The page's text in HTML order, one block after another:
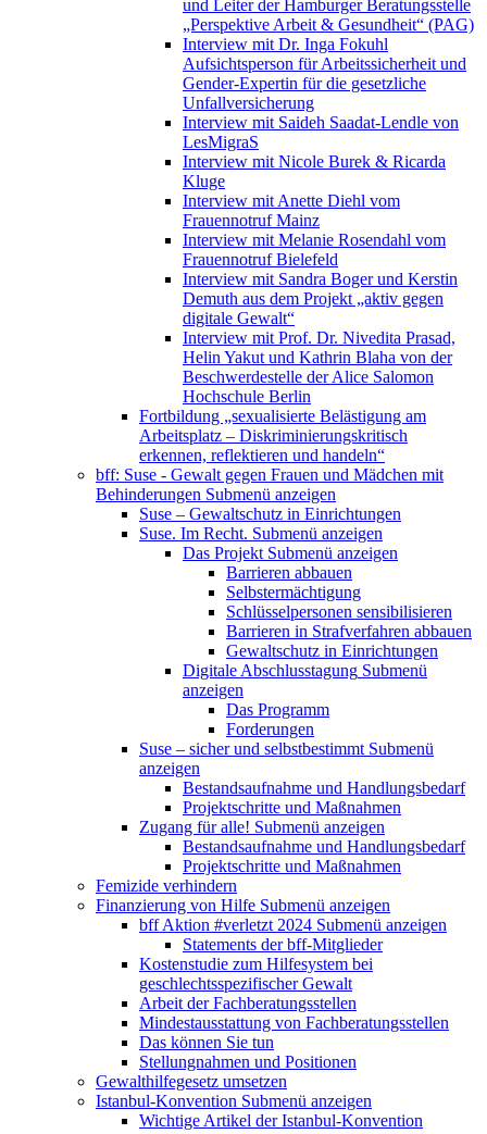
und Leiter der Hamburger Beratungsstelle
„Perspektive Arbeit & Gesundheit“ (PAG)
Interview mit Dr. Inga Fokuhl
Aufsichtsperson für Arbeitssicherheit und
Gender-Expertin für die gesetzliche
Unfallversicherung
Interview mit Saideh Saadat-Lendle von
LesMigraS
Interview mit Nicole Burek & Ricarda
Kluge
Interview mit Anette Diehl vom
Frauennotruf Mainz
Interview mit Melanie Rosendahl vom
Frauennotruf Bielefeld
Interview mit Sandra Boger und Kerstin
Demuth aus dem Projekt „aktiv gegen
digitale Gewalt“
Interview mit Prof. Dr. Nivedita Prasad,
Helin Yakut und Kathrin Blaha von der
Beschwerdestelle der Alice Salomon
Hochschule Berlin
Fortbildung „sexualisierte Belästigung am
Arbeitsplatz – Diskriminierungskritisch
erkennen, reflektieren und handeln“
bff: Suse - Gewalt gegen Frauen und Mädchen mit
Behinderungen Submenü anzeigen
Suse – Gewaltschutz in Einrichtungen
Suse. Im Recht. Submenü anzeigen
Das Projekt Submenü anzeigen
Barrieren abbauen
Selbstermächtigung
Schlüsselpersonen sensibilisieren
Barrieren in Strafverfahren abbauen
Gewaltschutz in Einrichtungen
Digitale Abschlusstagung Submenü
anzeigen
Das Programm
Forderungen
Suse – sicher und selbstbestimmt Submenü
anzeigen
Bestandsaufnahme und Handlungsbedarf
Projektschritte und Maßnahmen
Zugang für alle! Submenü anzeigen
Bestandsaufnahme und Handlungsbedarf
Projektschritte und Maßnahmen
Femizide verhindern
Finanzierung von Hilfe Submenü anzeigen
bff Aktion #verletzt 2024 Submenü anzeigen
Statements der bff-Mitglieder
Kostenstudie zum Hilfesystem bei
geschlechtsspezifischer Gewalt
Arbeit der Fachberatungsstellen
Mindestausstattung von Fachberatungsstellen
Das können Sie tun
Stellungnahmen und Positionen
Gewalthilfegesetz umsetzen
Istanbul-Konvention Submenü anzeigen
Wichtige Artikel der Istanbul-Konvention